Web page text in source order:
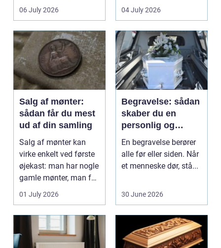
det lokale...
06 July 2026
sundhedssektoren.
Klinikker, praksis og
beh...
04 July 2026
Salg af mønter:
sådan får du mest
ud af din samling
Salg af mønter kan
virke enkelt ved første
øjekast: man har nogle
gamle mønter, man får
dem vurderet...
01 July 2026
Begravelse: sådan
skaber du en
personlig og
respektfuld afsked
En begravelse berører
alle før eller siden. Når
et menneske dør, stå...
30 June 2026